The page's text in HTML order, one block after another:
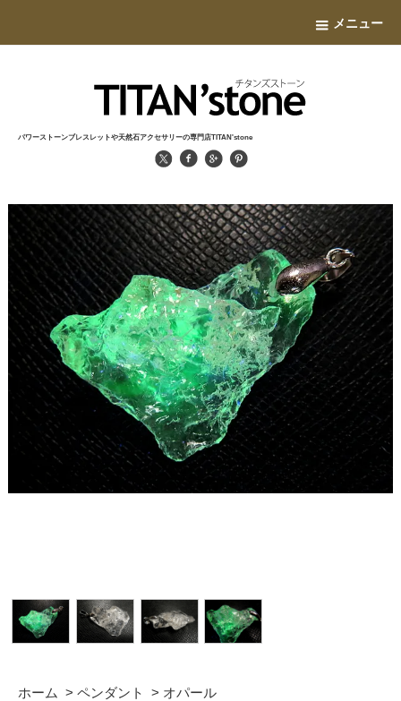
メニュー
パワーストーンブレスレットや天然石アクセサリーの専門店TITAN'stone
ホーム > ペンダント > オパール